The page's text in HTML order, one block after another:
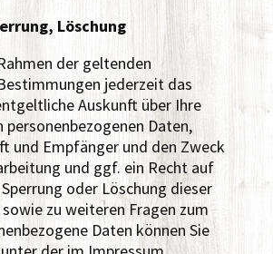
Löschung
der geltenden
jederzeit das
Auskunft über Ihre
personenbezogenen Daten,
und Empfänger und den Zweck
und ggf. ein Recht auf
oder Löschung dieser
zu weiteren Fragen zum
Daten können Sie